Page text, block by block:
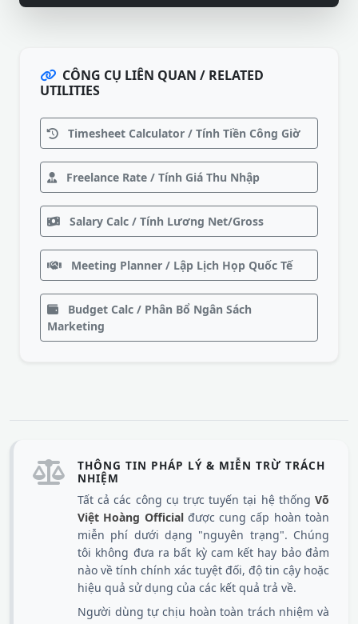
CÔNG CỤ LIÊN QUAN / RELATED
UTILITIES
Timesheet Calculator / Tính Tiền Công Giờ
Freelance Rate / Tính Giá Thu Nhập
Salary Calc / Tính Lương Net/Gross
Meeting Planner / Lập Lịch Họp Quốc Tế
Budget Calc / Phân Bổ Ngân Sách
Marketing
THÔNG TIN PHÁP LÝ & MIỄN TRỪ TRÁCH
NHIỆM
Tất cả các công cụ trực tuyến tại hệ thống Võ
Việt Hoàng Officialđược cung cấp hoàn toàn
miễn phí dưới dạng "nguyên trạng". Chúng
tôi không đưa ra bất kỳ cam kết hay bảo đảm
nào về tính chính xác tuyệt đối, độ tin cậy hoặc
hiệu quả sử dụng của các kết quả trả về.
Người dùng tự chịu hoàn toàn trách nhiệm và